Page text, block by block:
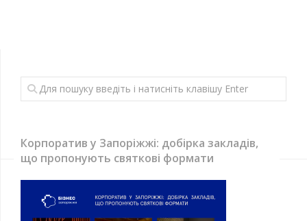
Корпоратив у Запоріжжі: добірка закладів,
що пропонують святкові формати